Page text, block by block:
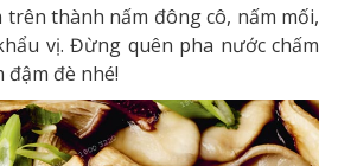
trên thành nấm đông cô, nấm mối,
vị. Đừng quên pha nước chấm
đậm đè nhé!